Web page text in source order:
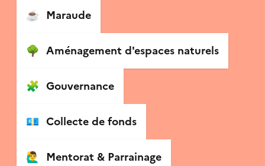
☕️ Maraude
🌳 Aménagement d'espaces naturels
🧩 Gouvernance
💶 Collecte de fonds
🙋‍♂️ Mentorat & Parrainage